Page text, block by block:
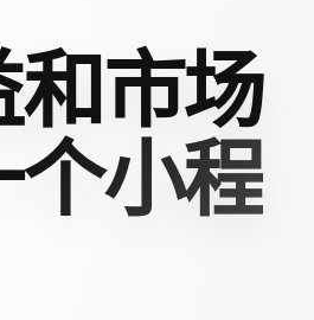
市场
个小程